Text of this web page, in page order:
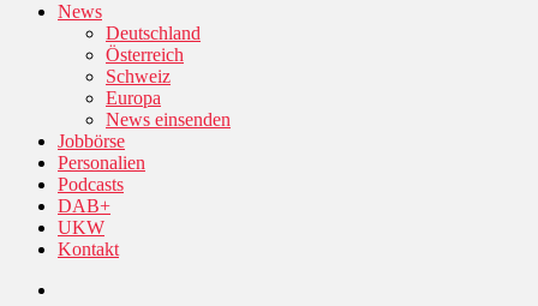
News
Deutschland
Österreich
Schweiz
Europa
News einsenden
Jobbörse
Personalien
Podcasts
DAB+
UKW
Kontakt